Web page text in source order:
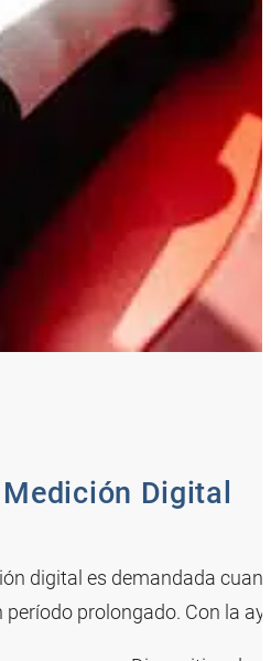
Digital
digital es demandada
período prolongado. Con la